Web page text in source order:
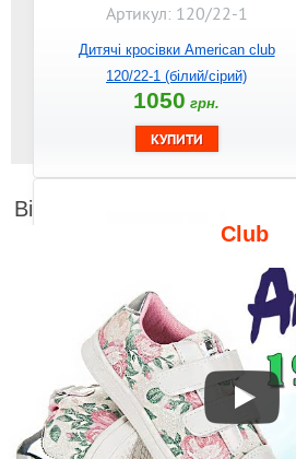
Артикул: 120/22-1
Дитячі кросівки American club
120/22-1 (білий/сірий)
1050 грн.
Артикул: 120/22
Дитячі кросівки American club
120/22 (білий/рожевий)
Відео до інших товарів з
Club